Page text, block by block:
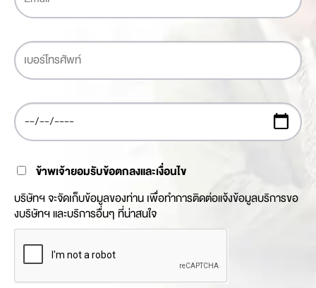
ข้าพเจ้ายอมรับข้อตกลงและเงื่อนไข
บริษัทฯ จะจัดเก็บข้อมูลของท่าน เพื่อทำการติดต่อแจ้งข้อมูลบริการขอ
งบริษัทฯ และบริการอื่นๆ ที่น่าสนใจ